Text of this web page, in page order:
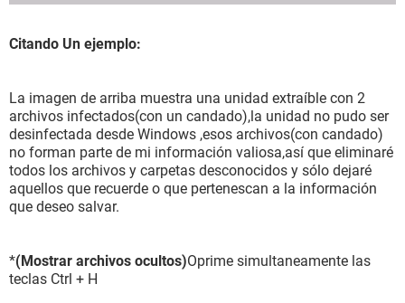
Citando Un ejemplo:
La imagen de arriba muestra una unidad extraíble con 2
archivos infectados(con un candado),la unidad no pudo ser
desinfectada desde Windows ,esos archivos(con candado)
no forman parte de mi información valiosa,así que eliminaré
todos los archivos y carpetas desconocidos y sólo dejaré
aquellos que recuerde o que pertenescan a la información
que deseo salvar.
*(Mostrar archivos ocultos)Oprime simultaneamente las
teclas Ctrl + H